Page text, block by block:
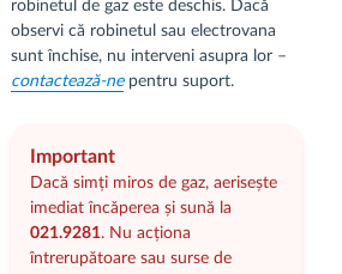
robinetul de gaz este deschis. Dacă
observi că robinetul sau electrovana
sunt închise, nu interveni asupra lor –
contactează‑nepentru suport.
Important
Dacă simți miros de gaz, aerisește
imediat încăperea și sună la
021.9281. Nu acționa
întrerupătoare sau surse de